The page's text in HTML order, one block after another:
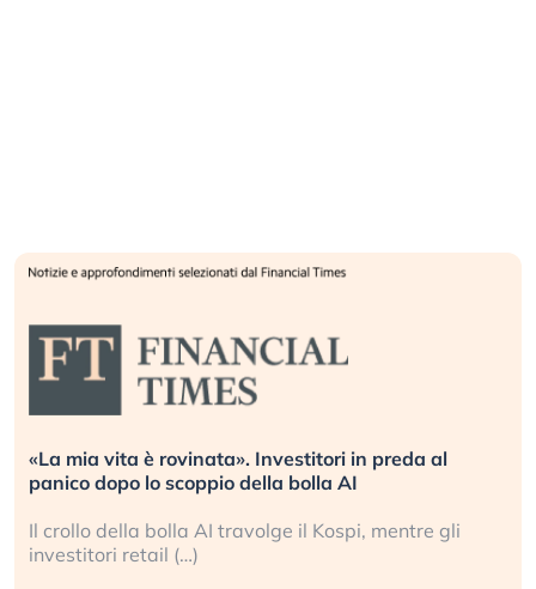
«La mia vita è rovinata». Investitori in preda al
panico dopo lo scoppio della bolla AI
Il crollo della bolla AI travolge il Kospi, mentre gli
investitori retail (…)